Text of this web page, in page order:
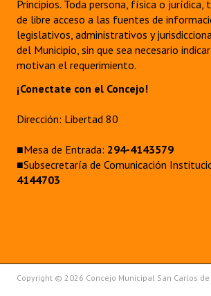
Principios. Toda persona, física o jurídica,
de libre acceso a las fuentes de
legislativos, administrativos y
del Municipio, sin que sea necesario
motivan el requerimiento.
¡Conectate con el Concejo!
Dirección: Libertad 80
■Mesa de Entrada: 294-4143579
■Subsecretaría de Comunicación
4144703
Copyright © 2026 Concejo Municipal San Carlos